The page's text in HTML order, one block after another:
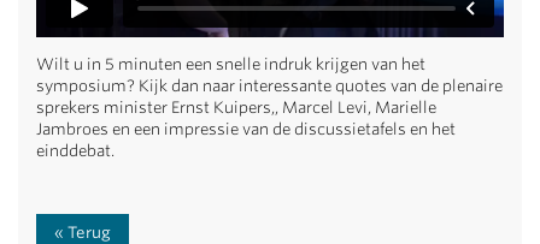
Wilt u in 5 minuten een snelle indruk krijgen van het
symposium? Kijk dan naar interessante quotes van de plenaire
sprekers minister Ernst Kuipers,, Marcel Levi, Marielle
Jambroes en een impressie van de discussietafels en het
einddebat.
Terug